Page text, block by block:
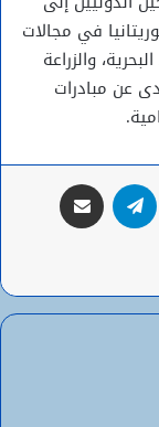
في مجالات
والزراعة
عن مبادرات
واتساب تيلقرام